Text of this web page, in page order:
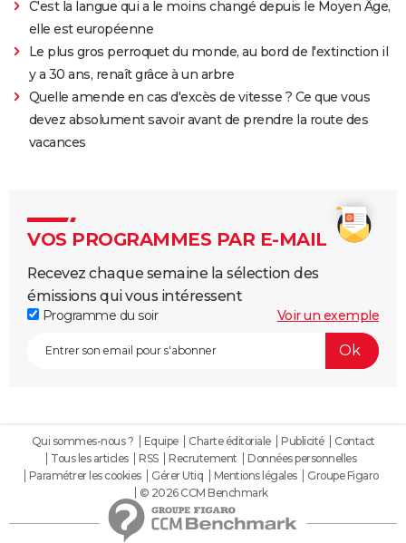
C'est la langue qui a le moins changé depuis le Moyen Âge,
elle est européenne
Le plus gros perroquet du monde, au bord de l'extinction il
y a 30 ans, renaît grâce à un arbre
Quelle amende en cas d'excès de vitesse ? Ce que vous
devez absolument savoir avant de prendre la route des
vacances
VOS PROGRAMMES PAR E-MAIL
Recevez chaque semaine la sélection des
émissions qui vous intéressent
Programme du soir Voir un exemple
Qui sommes-nous ? Equipe Charte éditoriale Publicité
Contact
Tous les articles
RSS Recrutement
Données personnelles
Paramétrer les cookies
Gérer Utiq Mentions légales
Groupe Figaro
© 2026 CCM Benchmark